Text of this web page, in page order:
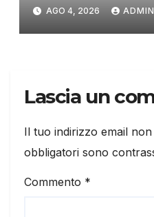
AGO 4, 2026 ADMIN
Lascia un
Il tuo indirizzo email
obbligatori sono
Commento *